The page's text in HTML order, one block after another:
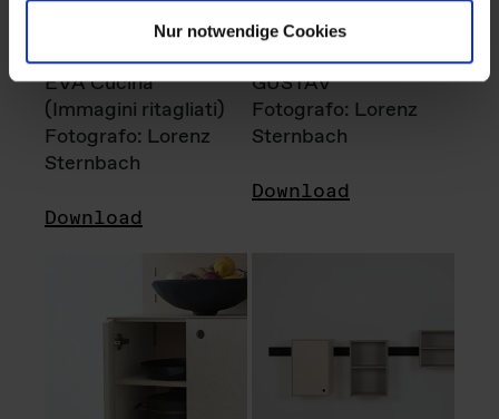
Nur notwendige Cookies
EVA Cucina
(Immagini ritagliati)
Fotografo: Lorenz
Sternbach
Download
GUSTAV
Fotografo: Lorenz
Sternbach
Download